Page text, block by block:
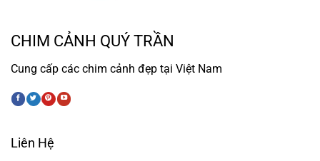
CHIM CẢNH QUÝ TRẦN
Cung cấp các chim cảnh đẹp tại Việt Nam
Liên Hệ